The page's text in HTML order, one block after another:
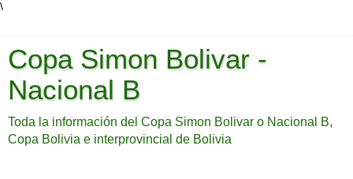
\
Copa Simon Bolivar -
Nacional B
Toda la información del Copa Simon Bolivar o Nacional B,
Copa Bolivia e interprovincial de Bolivia